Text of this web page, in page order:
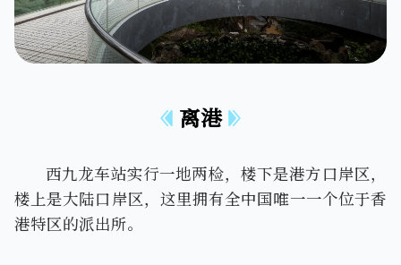
离港
西九龙车站实行一地两检，楼下是港方口岸区，
楼上是大陆口岸区，这里拥有全中国唯一一个位于香
港特区的派出所。